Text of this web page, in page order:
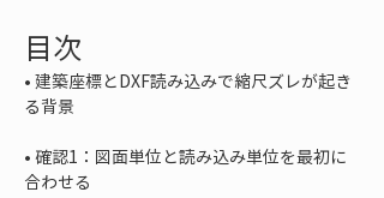
目次
• 建築座標とDXF読み込みで縮尺ズレが起き
• 確認1：図面単位と読み込み単位を最初に